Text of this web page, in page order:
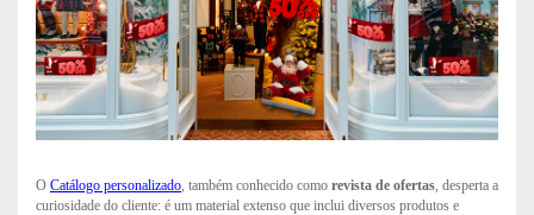
O Catálogo personalizado , também conhecido como revista de ofertas , desperta a
curiosidade do cliente: é um material extenso que inclui diversos produtos e